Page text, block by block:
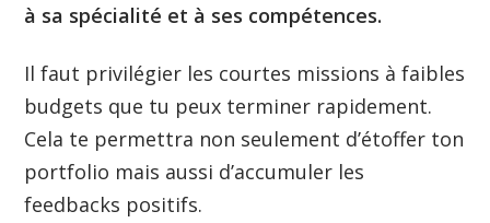
à sa spécialité et à ses compétences.
Il faut privilégier les courtes missions à faibles
budgets que tu peux terminer rapidement.
Cela te permettra non seulement d’étoffer ton
portfolio mais aussi d’accumuler les
feedbacks positifs.